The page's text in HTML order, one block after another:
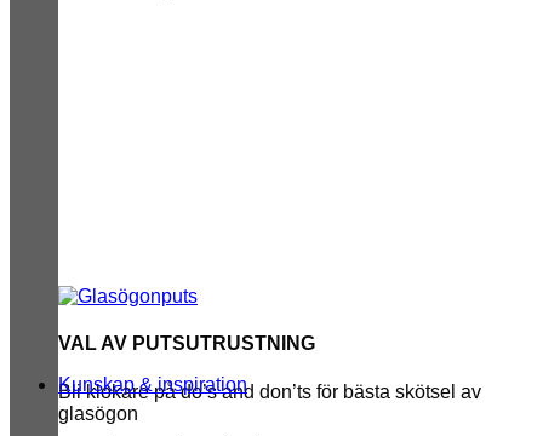
VAL AV PUTSUTRUSTNING
Bli klokare på do’s and don’ts för bästa skötsel av
glasögon
Kunskap & inspiration